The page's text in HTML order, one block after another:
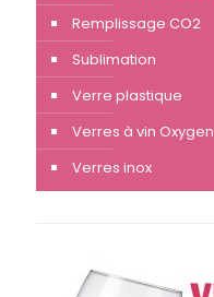
Remplissage CO2
Sublimation
Verre plastique
Verres à vin Oxygen
Verres inox